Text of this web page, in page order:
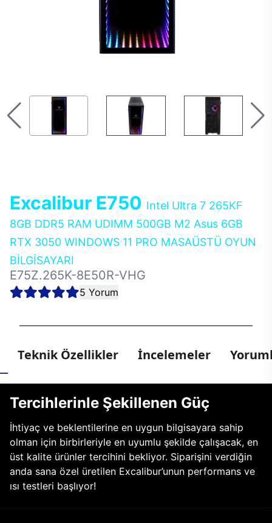
Excalibur E750 Intel Ultra 7 265KF
8GB DDR5 RAM UDIMM 500GB M2 Asus 6GB
RTX 3050 WINDOWS 11 PRO MASAÜSTÜ OYUN
BİLGİSAYARI
E75Z.265K-8E50R-VHG
5 Yorum
Teknik Özellikler İncelemeler
Tercihlerinle Şekillenen Güç
İhtiyaç ve beklentilerine en uygun bilgisayara sahip
olman için birbirleriyle en uyumlu şekilde çalışacak, en
üst kalite ürünler tercihini bekliyor. Siparişini verdiğin
anda sana özel üretilen Excalibur’unun performans ve
ısı testleri başlıyor!